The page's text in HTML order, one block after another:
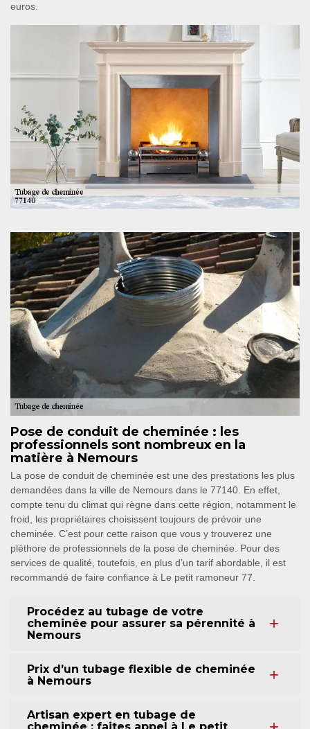
euros.
Pose de conduit de cheminée : les
professionnels sont nombreux en la
matière à Nemours
La pose de conduit de cheminée est une des prestations les plus
demandées dans la ville de Nemours dans le 77140. En effet,
compte tenu du climat qui règne dans cette région, notamment le
froid, les propriétaires choisissent toujours de prévoir une
cheminée. C’est pour cette raison que vous y trouverez une
pléthore de professionnels de la pose de cheminée. Pour des
services de qualité, toutefois, en plus d’un tarif abordable, il est
recommandé de faire confiance à Le petit ramoneur 77.
Procédez au tubage de votre
cheminée pour assurer sa pérennité à
Nemours
Prix d’un tubage flexible de cheminée
à Nemours
Artisan expert en tubage de